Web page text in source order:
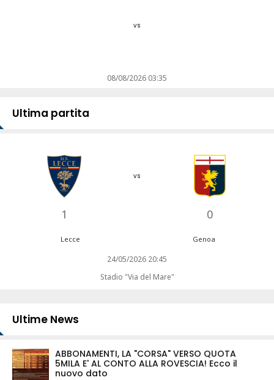
vs
08/08/2026 03:35
Ultima partita
1
vs
0
Lecce Genoa
24/05/2026 20:45
Stadio "Via del Mare"
Ultime News
ABBONAMENTI, LA "CORSA" VERSO QUOTA
5MILA E' AL CONTO ALLA ROVESCIA! Ecco il
nuovo dato